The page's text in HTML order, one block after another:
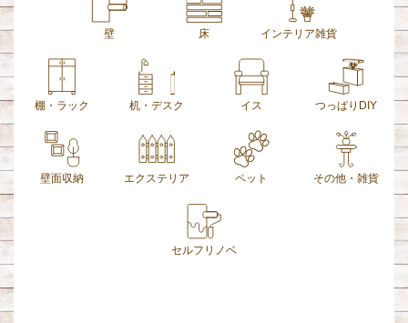
壁 床 インテリア雑貨
棚・ラック 机・デスク イス つっぱりDIY
壁面収納 エクステリア ペット その他・雑貨
セルフリノベ